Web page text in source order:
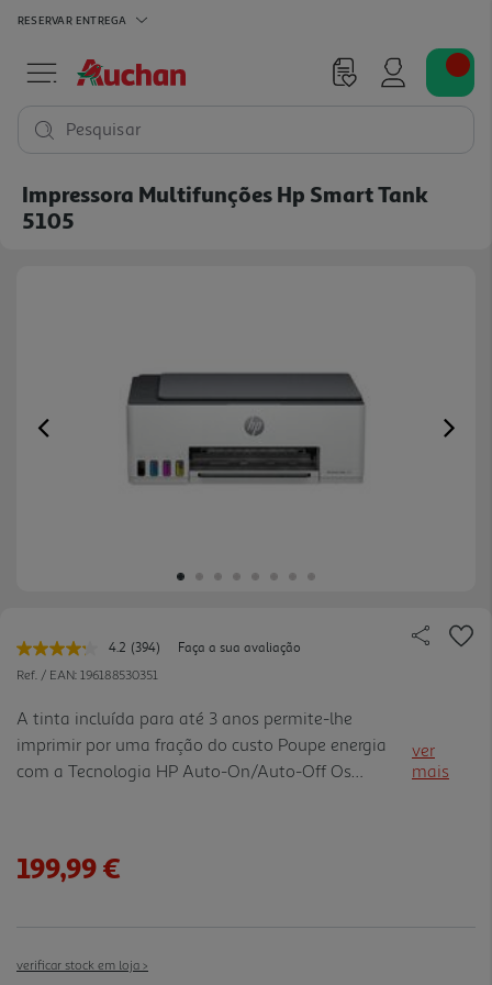
RESERVAR ENTREGA
Pesquisar
Impressora Multifunções Hp Smart Tank
5105
Previous
4.2 Leu
394
para
a
mesma
página.
(394)
Faça a sua avaliação
Ref. / EAN: 196188530351
A tinta incluída para até 3 anos permite-lhe
imprimir por uma fração do custo Poupe energia
com a Tecnologia HP Auto-On/Auto-Off Os
configurar rapidamente a sua impressora. Usufrua
reposição automática. Mantenha-se conectado e a
imprimir continuamente com Wi-Fi com reposição
ver
mais
199,99 €
verificar stock em loja >